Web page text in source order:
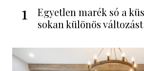
1
Egyetlen marék só a
sokan különös